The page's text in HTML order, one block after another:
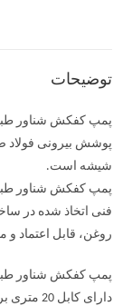
توضیحات
شیشه است.
فنی اتخاذ شده در
روغن، قابل اعتماد
دارای